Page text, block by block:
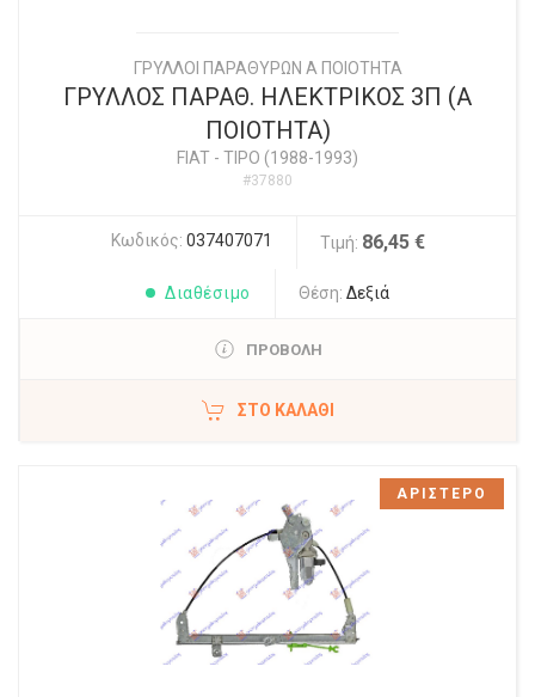
ΓΡΥΛΛΟΙ ΠΑΡΑΘΥΡΩΝ Α ΠΟΙΟΤΗΤΑ
ΓΡΥΛΛΟΣ ΠΑΡΑΘ. ΗΛΕΚΤΡΙΚΟΣ 3Π (Α
ΠΟΙΟΤΗΤΑ)
FIAT - TIPO (1988-1993)
#37880
Κωδικός: 037407071 Τιμή: 86,45 €
Διαθέσιμο Θέση: Δεξιά
ΠΡΟΒΟΛΗ
ΣΤΟ ΚΑΛΆΘΙ
ΑΡΙΣΤΕΡΟ